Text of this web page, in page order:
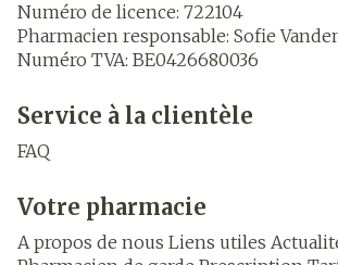
Numéro de licence: 722104
Pharmacien responsable: Sofie
Numéro TVA: BE0426680036
Service à la clientèle
FAQ
Votre pharmacie
A propos de nous Liens utiles